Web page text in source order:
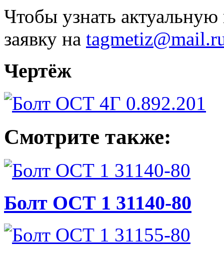
Чтобы узнать
заявку на
Чертёж
Смотрите также:
Болт ОСТ 1 31140-80